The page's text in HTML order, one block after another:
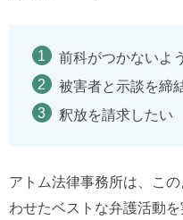
前科がつかないよ
被害者と示談を締
釈放を請求したい
アトム法律事務所は、こ
わせたベストな弁護活動を